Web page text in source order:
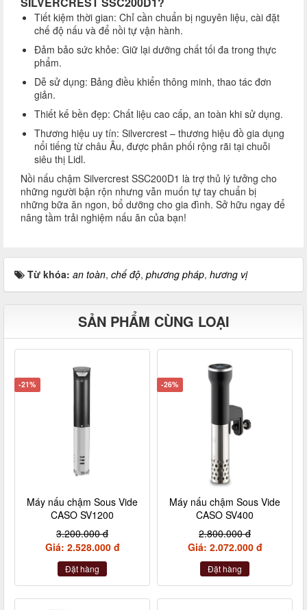
Tiết kiệm thời gian: Chỉ cần chuẩn bị nguyên liệu, cài đặt
chế độ nấu và để nồi tự vận hành.
Đảm bảo sức khỏe: Giữ lại dưỡng chất tối đa trong thực
phẩm.
Dễ sử dụng: Bảng điều khiển thông minh, thao tác đơn
giản.
Thiết kế bền đẹp: Chất liệu cao cấp, an toàn khi sử dụng.
Thương hiệu uy tín: Silvercrest – thương hiệu đồ gia dụng
nổi tiếng từ châu Âu, được phân phối rộng rãi tại chuỗi
siêu thị Lidl.
Nồi nấu chậm Silvercrest SSC200D1 là trợ thủ lý tưởng cho
những người bận rộn nhưng vẫn muốn tự tay chuẩn bị
những bữa ăn ngon, bổ dưỡng cho gia đình. Sở hữu ngay để
nâng tầm trải nghiệm nấu ăn của bạn!
Từ khóa: an toàn, chế độ, phương pháp, hương vị
SẢN PHẨM CÙNG LOẠI
-21%
Máy nấu chậm Sous Vide
CASO SV1200
3.200.000 đ
Giá: 2.528.000 đ
Đặt hàng
-26%
Máy nấu chậm Sous Vide
CASO SV400
2.800.000 đ
Giá: 2.072.000 đ
Đặt hàng